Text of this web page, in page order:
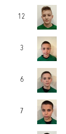
12
3
6
7